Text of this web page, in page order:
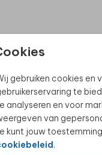
gebruiken cookies en
te
analyseren en voor
van
kunt jouw
.